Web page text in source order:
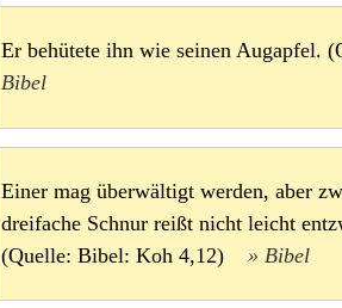
Er behütete ihn wie seinen
Bibel
Einer mag überwältigt werden, aber
dreifache Schnur reißt nicht leicht
(Quelle: Bibel: Koh 4,12)
Bibel